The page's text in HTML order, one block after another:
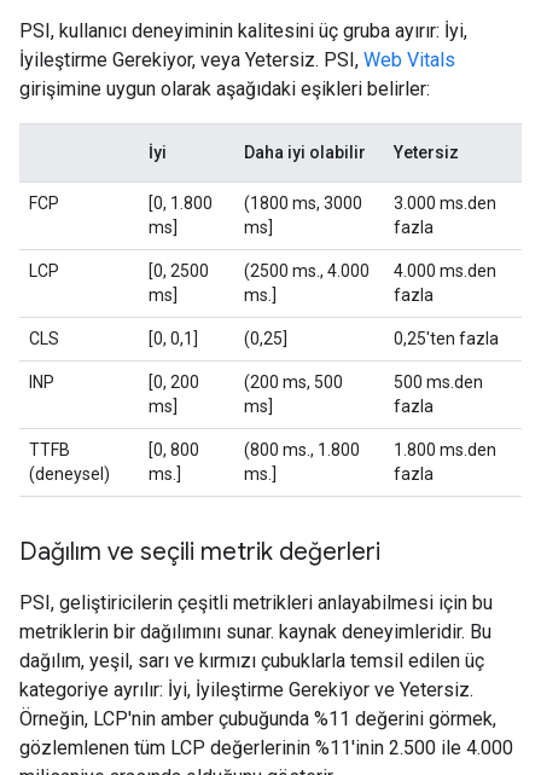
PSI, kullanıcı deneyiminin kalitesini üç gruba ayırır: İyi,
İyileştirme Gerekiyor, veya Yetersiz. PSI, Web Vitals
girişimine uygun olarak aşağıdaki eşikleri belirler:
İyi Daha iyi olabilir Yetersiz
FCP
[0, 1.800
ms]
(1800 ms, 3000
ms]
3.000 ms.den
fazla
LCP
[0, 2500
ms]
(2500 ms., 4.000
ms.]
4.000 ms.den
fazla
CLS [0, 0,1] (0,25] 0,25'ten fazla
INP
[0, 200
ms]
(200 ms, 500
ms]
500 ms.den
fazla
TTFB
(deneysel)
[0, 800
ms.]
(800 ms., 1.800
ms.]
1.800 ms.den
fazla
Dağılım ve seçili metrik değerleri
PSI, geliştiricilerin çeşitli metrikleri anlayabilmesi için bu
metriklerin bir dağılımını sunar. kaynak deneyimleridir. Bu
dağılım, yeşil, sarı ve kırmızı çubuklarla temsil edilen üç
kategoriye ayrılır: İyi, İyileştirme Gerekiyor ve Yetersiz.
Örneğin, LCP'nin amber çubuğunda %11 değerini görmek,
gözlemlenen tüm LCP değerlerinin %11'inin 2.500 ile 4.000